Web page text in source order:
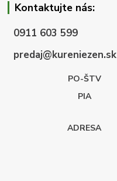
Kontaktujte nás:
0911 603 599
predaj@kureniezen.sk
PO-ŠTV
PIA
ADRESA